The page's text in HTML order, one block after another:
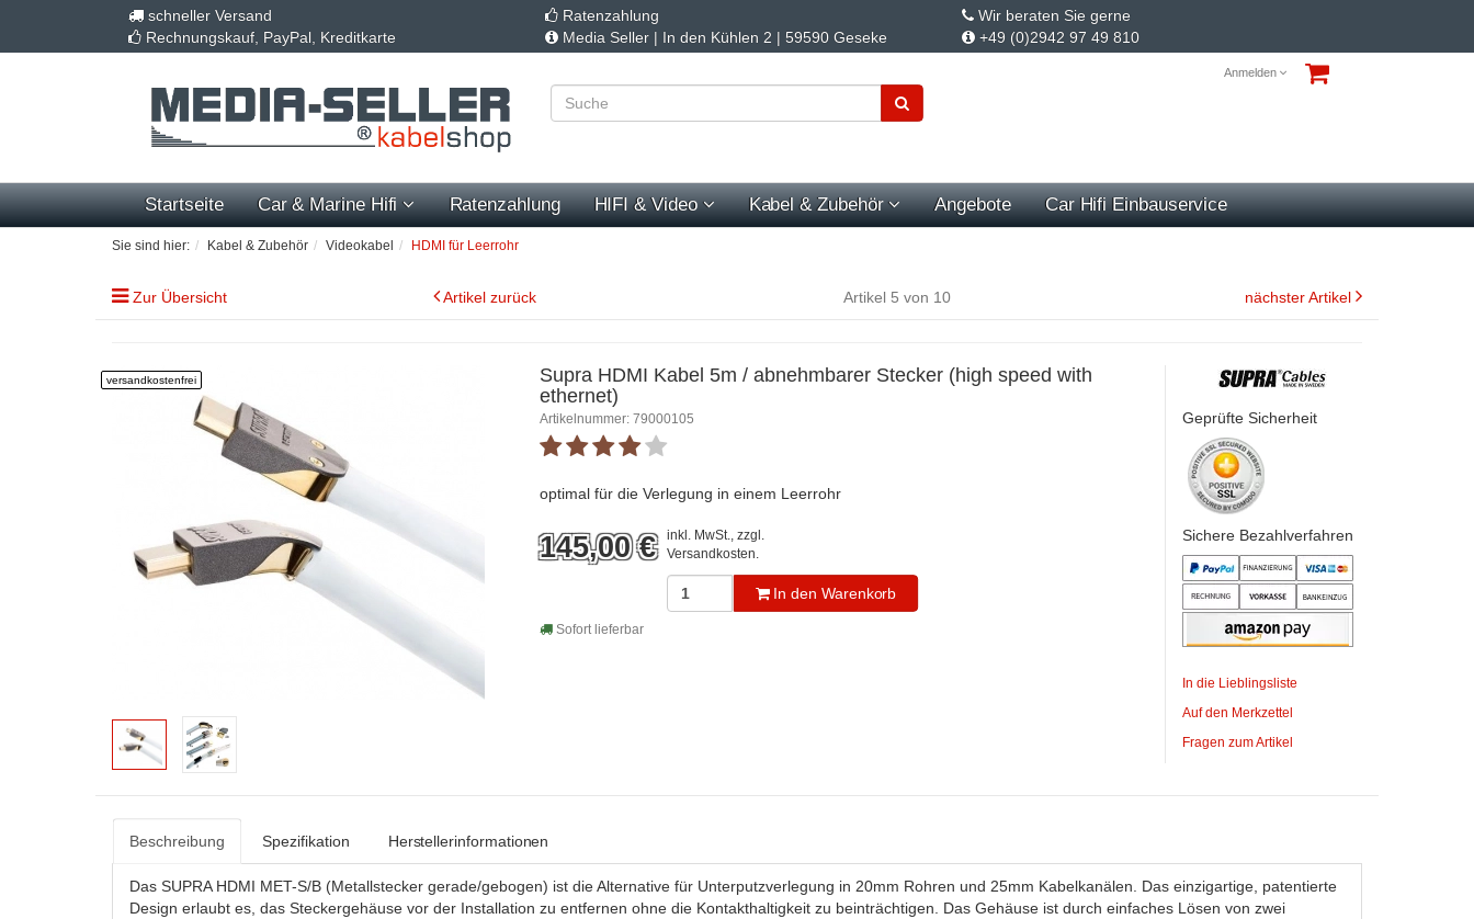
schneller Versand Ratenzahlung
Wir beraten Sie gerne
Rechnungskauf, PayPal, Kreditkarte
Media Seller | In den Kühlen 2 | 59590 Geseke +49 (0)2942 97 49 810
Anmelden
Startseite Car & Marine Hifi Ratenzahlung HIFI & Video Kabel & Zubehör Angebote Car Hifi Einbauservice
Sie sind hier: Kabel & Zubehör Videokabel HDMI für Leerrohr
Zur Übersicht Artikel zurück Artikel 5 von 10 nächster Artikel
versandkostenfrei
Supra HDMI Kabel 5m / abnehmbarer Stecker (high speed with
ethernet)
Artikelnummer: 79000105
optimal für die Verlegung in einem Leerrohr
145,00 €
inkl. MwSt., zzgl.
Versandkosten.
In den Warenkorb
Sofort lieferbar
Geprüfte Sicherheit
Sichere Bezahlverfahren
In die Lieblingsliste
Auf den Merkzettel
Fragen zum Artikel
Beschreibung Spezifikation Herstellerinformationen
Das SUPRA HDMI MET-S/B (Metallstecker gerade/gebogen) ist die Alternative für Unterputzverlegung in 20mm Rohren und 25mm Kabelkanälen. Das einzigartige, patentierte
Design erlaubt es, das Steckergehäuse vor der Installation zu entfernen ohne die Kontakthaltigkeit zu beinträchtigen. Das Gehäuse ist durch einfaches Lösen von zwei